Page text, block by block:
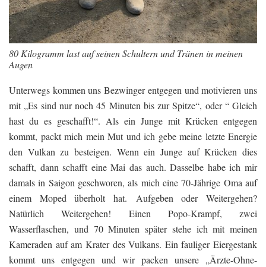
80 Kilogramm last auf seinen Schultern und Tränen in meinen
Augen
Unterwegs kommen uns Bezwinger entgegen und motivieren uns
mit „Es sind nur noch 45 Minuten bis zur Spitze“, oder “ Gleich
hast du es geschafft!“. Als ein Junge mit Krücken entgegen
kommt, packt mich mein Mut und ich gebe meine letzte Energie
den Vulkan zu besteigen. Wenn ein Junge auf Krücken dies
schafft, dann schafft eine Mai das auch. Dasselbe habe ich mir
damals in Saigon geschworen, als mich eine 70-Jährige Oma auf
einem Moped überholt hat. Aufgeben oder Weitergehen?
Natürlich Weitergehen! Einen Popo-Krampf, zwei
Wasserflaschen, und 70 Minuten später stehe ich mit meinen
Kameraden auf am Krater des Vulkans. Ein fauliger Eiergestank
kommt uns entgegen und wir packen unsere „Ärzte-Ohne-